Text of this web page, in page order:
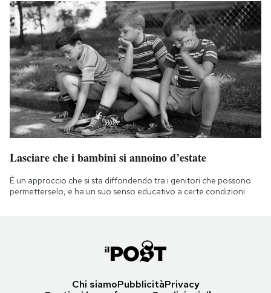
Lasciare che i bambini si annoino d’estate
È un approccio che si sta diffondendo tra i genitori che possono
permetterselo, e ha un suo senso educativo a certe condizioni
Chi siamoPubblicitàPrivacy